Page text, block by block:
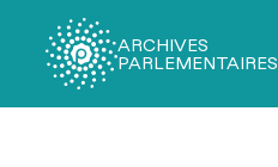
ARCHIVES
PARLEMENTAIRES